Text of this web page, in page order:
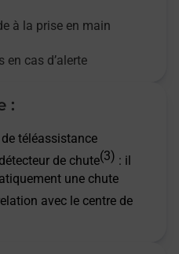
à la prise en main
en cas d’alerte
:
téléassistance
de chute(3) : il
une chute
avec le centre de